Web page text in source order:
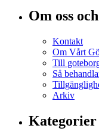
Om oss
Kontakt
Om Vårt
Till
Så
Arkiv
Kategorier